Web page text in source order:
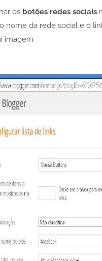
os botões redes sociais
nome da rede social e o
imagem